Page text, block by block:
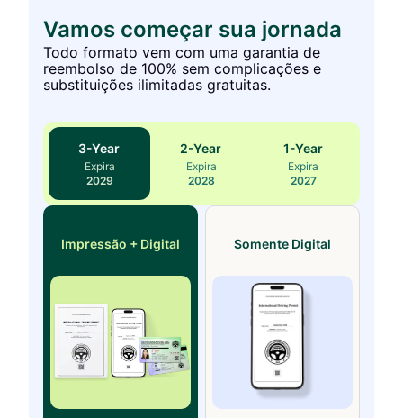
Vamos começar sua jornada
Todo formato vem com uma garantia de
reembolso de 100% sem complicações e
substituições ilimitadas gratuitas.
3-Year
Expira
2029
2-Year
Expira
2028
1-Year
Expira
2027
Impressão + Digital Somente Digital